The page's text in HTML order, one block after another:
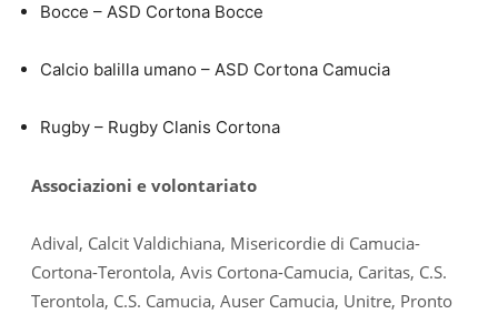
Bocce – ASD Cortona Bocce
Calcio balilla umano – ASD Cortona Camucia
Rugby – Rugby Clanis Cortona
Associazioni e volontariato
Adival, Calcit Valdichiana, Misericordie di Camucia-
Cortona-Terontola, Avis Cortona-Camucia, Caritas, C.S.
Terontola, C.S. Camucia, Auser Camucia, Unitre, Pronto